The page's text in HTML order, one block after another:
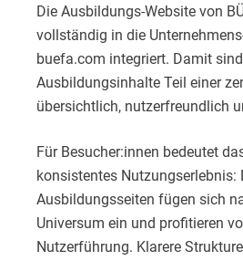
Die Ausbildungs-Website von
vollständig in die
buefa.com integriert. Damit
Ausbildungsinhalte Teil einer
übersichtlich, nutzerfreundlich
Für Besucher:innen bedeutet
konsistentes Nutzungserlebnis:
Ausbildungsseiten fügen sich
Universum ein und profitieren
Nutzerführung. Klarere